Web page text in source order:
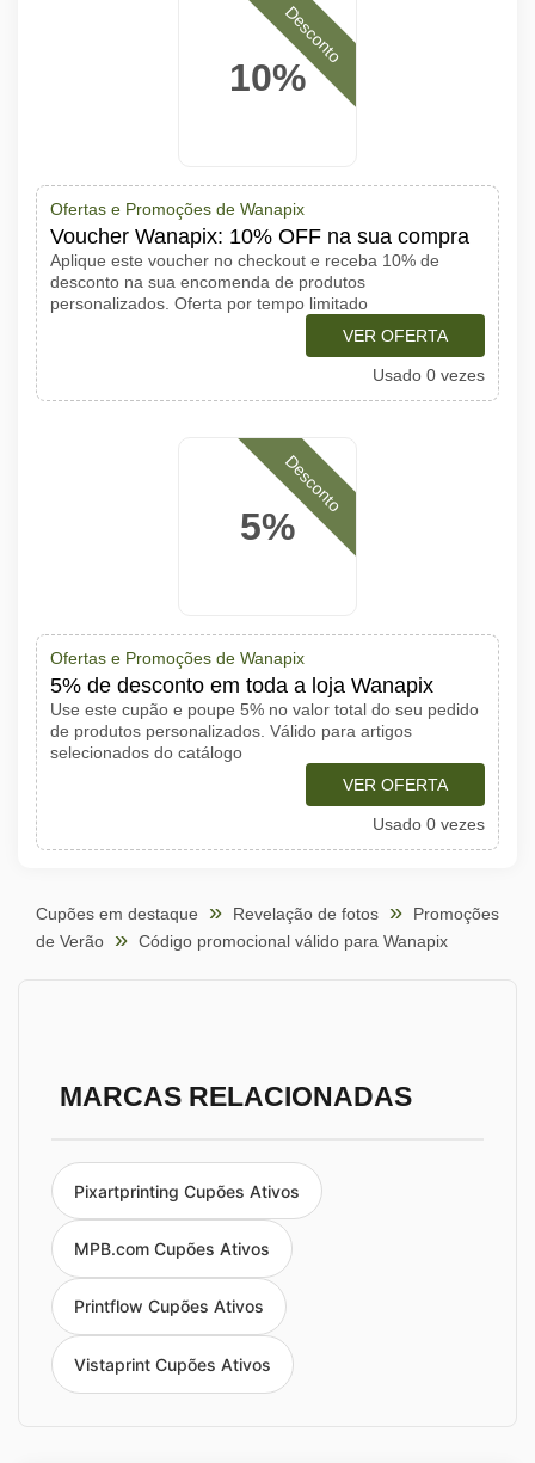
10%
Desconto
Ofertas e Promoções de Wanapix
Voucher Wanapix: 10% OFF na sua compra
Aplique este voucher no checkout e receba 10% de
desconto na sua encomenda de produtos
personalizados. Oferta por tempo limitado
VER OFERTA
Usado 0 vezes
5%
Desconto
Ofertas e Promoções de Wanapix
5% de desconto em toda a loja Wanapix
Use este cupão e poupe 5% no valor total do seu pedido
de produtos personalizados. Válido para artigos
selecionados do catálogo
VER OFERTA
Usado 0 vezes
Cupões em destaque Revelação de fotos
Promoções
de Verão
Código promocional válido para Wanapix
MARCAS RELACIONADAS
Pixartprinting Cupões Ativos
MPB.com Cupões Ativos
Printflow Cupões Ativos
Vistaprint Cupões Ativos